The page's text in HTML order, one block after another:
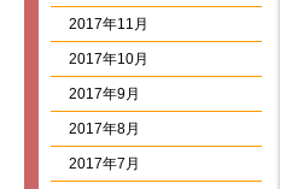
2017年11月
2017年10月
2017年9月
2017年8月
2017年7月